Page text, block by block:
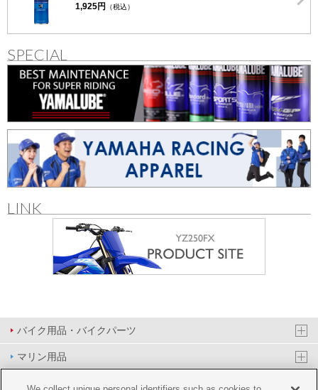
1,925円 （税込）
SPECIAL
LINK
バイク用品・バイクパーツ
マリン用品
PAS/YPJ用品